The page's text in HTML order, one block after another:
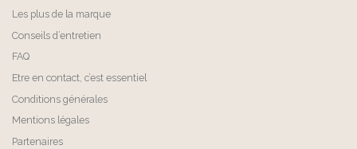
Les plus de la marque
Conseils d’entretien
FAQ
Etre en contact, c’est essentiel
Conditions générales
Mentions légales
Partenaires